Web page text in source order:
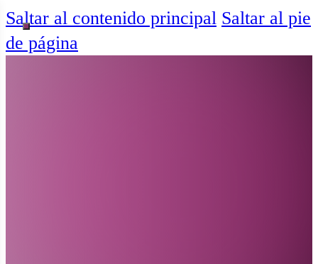
Saltar al contenido principal Saltar al pie
de página